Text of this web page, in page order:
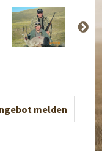
melden